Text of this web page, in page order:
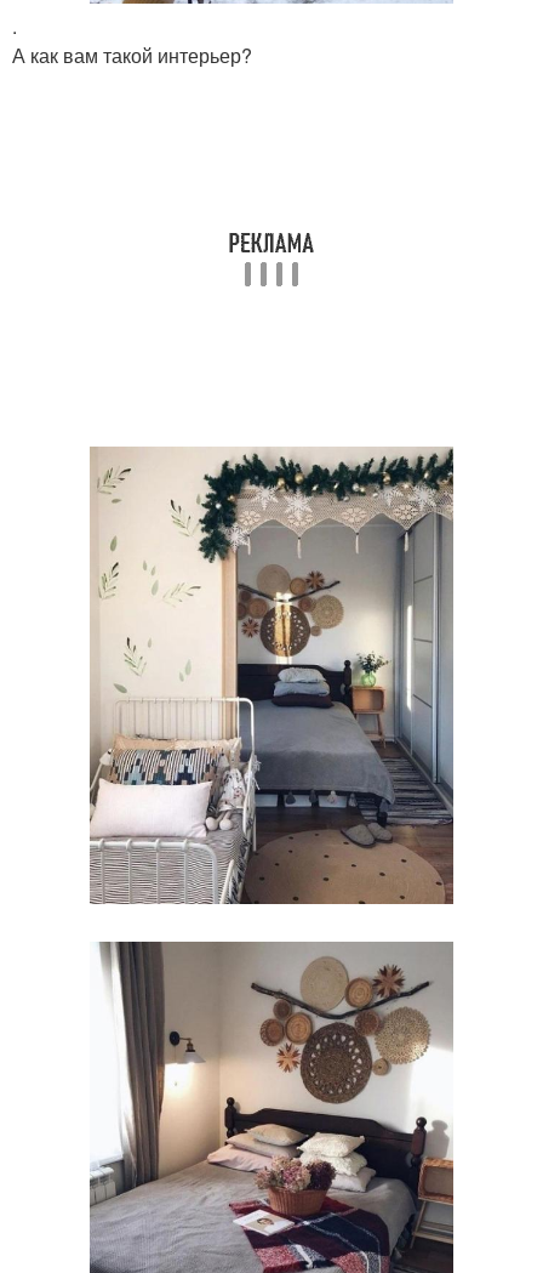
.
А как вам такой интерьер?